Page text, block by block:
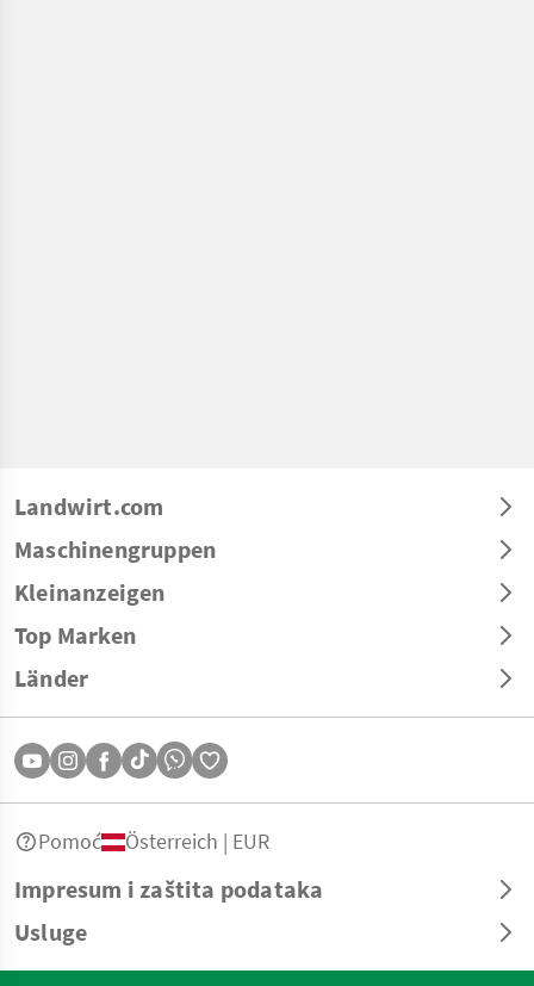
Landwirt.com
Maschinengruppen
Kleinanzeigen
Top Marken
Länder
Impresum i zaštita podataka
Usluge
Pomoć Österreich | EUR